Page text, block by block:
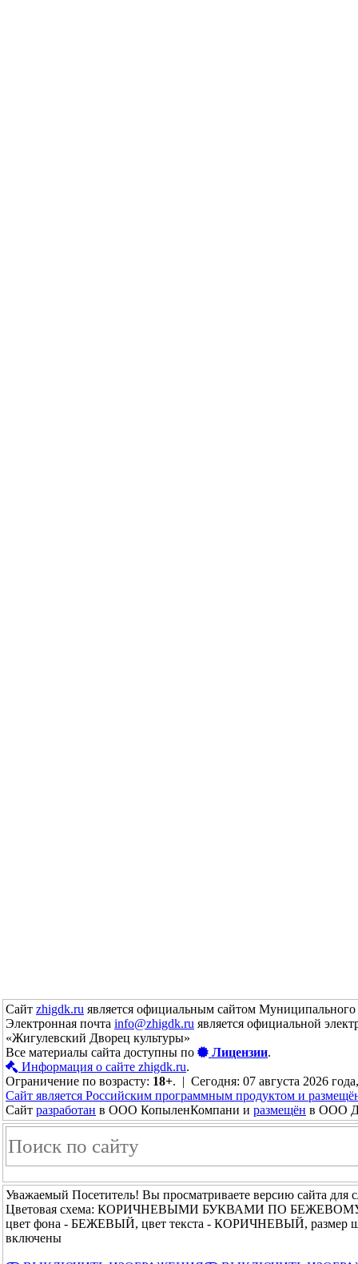
Сайт zhigdk.ru является официальным сайтом
Электронная почта info@zhigdk.ru является официальной
«Жигулевский Дворец культуры»
Все материалы сайта доступны по
Лицензии.
Информация о сайте zhigdk.ru.
Ограничение по возрасту: 18+. | Сегодня: 07 августа 2026
Сайт является Российским программным продуктом и
Сайт разработан в ООО КопыленКомпани и размещён в ООО
Уважаемый Посетитель! Вы просматриваете версию сайта для
Цветовая схема: КОРИЧНЕВЫМИ БУКВАМИ ПО
цвет фона - БЕЖЕВЫЙ, цвет текста - КОРИЧНЕВЫЙ, размер
включены